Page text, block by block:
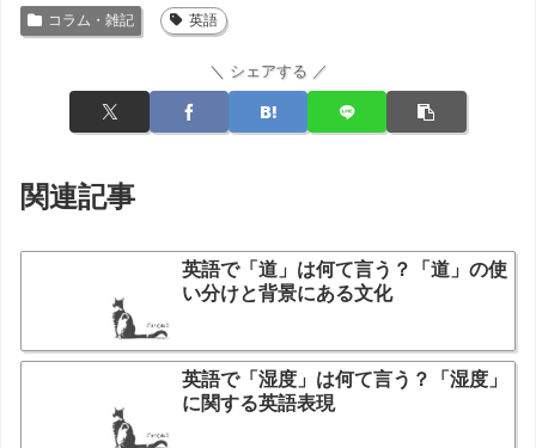
コラム・雑記 英語
＼ シェアする ／
関連記事
英語で「道」は何て言う？「道」の使
い分けと背景にある文化
英語で「湿度」は何て言う？「湿度」
に関する英語表現